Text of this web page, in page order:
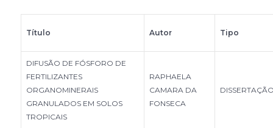
Título Autor Tipo
DIFUSÃO DE FÓSFORO DE
FERTILIZANTES
ORGANOMINERAIS
GRANULADOS EM SOLOS
TROPICAIS
RAPHAELA
CAMARA DA
FONSECA